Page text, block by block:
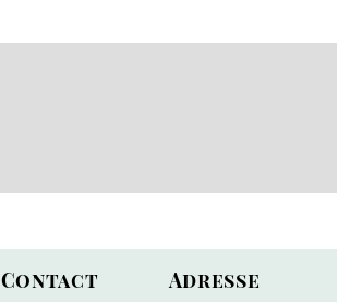
Contact Adresse